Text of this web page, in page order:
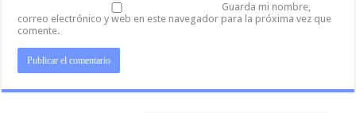
Guarda mi nombre,
correo electrónico y web en este navegador para la próxima vez que
comente.